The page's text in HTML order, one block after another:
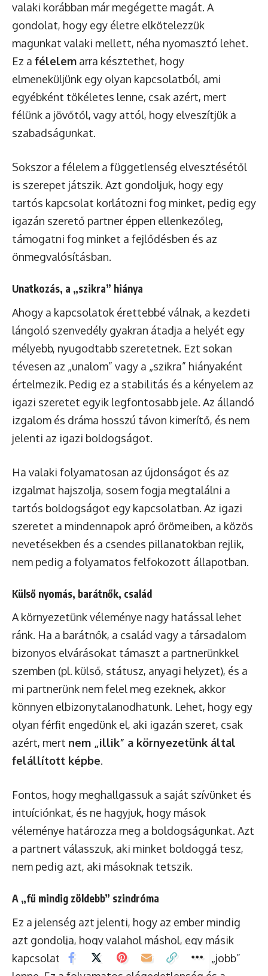
valaki korábban már megégette magát. A
gondolat, hogy egy életre elkötelezzük
magunkat valaki mellett, néha nyomasztó lehet.
Ez a félelem arra késztethet, hogy
elmeneküljünk egy olyan kapcsolatból, ami
egyébként tökéletes lenne, csak azért, mert
félünk a jövőtől, vagy attól, hogy elveszítjük a
szabadságunkat.
Sokszor a félelem a függetlenség elvesztésétől
is szerepet játszik. Azt gondoljuk, hogy egy
tartós kapcsolat korlátozni fog minket, pedig egy
igazán szerető partner éppen ellenkezőleg,
támogatni fog minket a fejlődésben és az
önmegvalósításban.
Unatkozás, a „szikra” hiánya
Ahogy a kapcsolatok érettebbé válnak, a kezdeti
lángoló szenvedély gyakran átadja a helyét egy
mélyebb, nyugodtabb szeretetnek. Ezt sokan
tévesen az „unalom” vagy a „szikra” hiányaként
értelmezik. Pedig ez a stabilitás és a kényelem az
igazi szeretet egyik legfontosabb jele. Az állandó
izgalom és dráma hosszú távon kimerítő, és nem
jelenti az igazi boldogságot.
Ha valaki folyamatosan az újdonságot és az
izgalmat hajszolja, sosem fogja megtalálni a
tartós boldogságot egy kapcsolatban. Az igazi
szeretet a mindennapok apró örömeiben, a közös
nevetésekben és a csendes pillanatokban rejlik,
nem pedig a folyamatos felfokozott állapotban.
Külső nyomás, barátnők, család
A környezetünk véleménye nagy hatással lehet
ránk. Ha a barátnők, a család vagy a társadalom
bizonyos elvárásokat támaszt a partnerünkkel
szemben (pl. külső, státusz, anyagi helyzet), és a
mi partnerünk nem felel meg ezeknek, akkor
könnyen elbizonytalanodhatunk. Lehet, hogy egy
olyan férfit engedünk el, aki igazán szeret, csak
azért, mert nem „illik” a környezetünk által
felállított képbe.
Fontos, hogy meghallgassuk a saját szívünket és
intuíciónkat, és ne hagyjuk, hogy mások
véleménye határozza meg a boldogságunkat. Azt
a partnert válasszuk, aki minket boldoggá tesz,
nem pedig azt, aki másoknak tetszik.
A „fű mindig zöldebb” szindróma
Ez a jelenség azt jelenti, hogy az ember mindig
azt gondolja, hogy valahol máshol, egy másik
kapcsolatban, vagy egy másik partnerrel „jobb”